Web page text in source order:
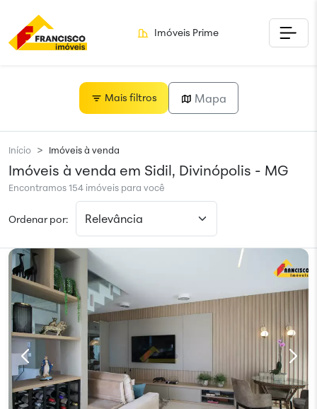
Imóveis Prime
Mais filtros Mapa
Início Imóveis à venda
Imóveis à venda em Sidil, Divinópolis - MG
Encontramos 154 imóveis para você
Ordenar por: